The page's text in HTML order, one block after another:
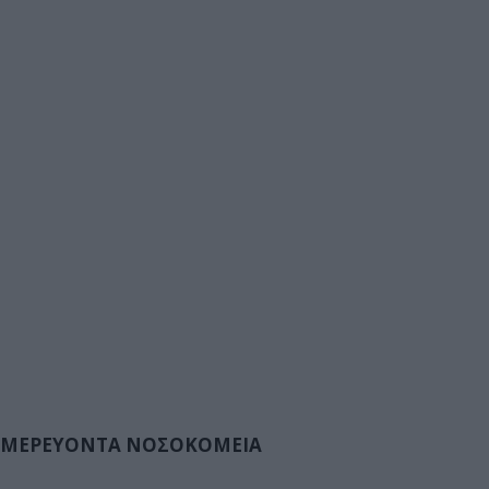
ΝΟΣΟΚΟΜΕΙΑ